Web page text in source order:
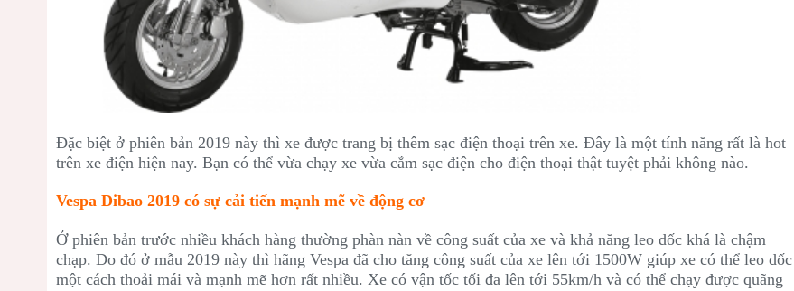
Đặc biệt ở phiên bản 2019 này thì xe được trang bị thêm sạc điện thoại trên xe. Đây là một tính năng rất là hot
trên xe điện hiện nay. Bạn có thể vừa chạy xe vừa cắm sạc điện cho điện thoại thật tuyệt phải không nào.
Vespa Dibao 2019 có sự cải tiến mạnh mẽ về động cơ
Ở phiên bản trước nhiều khách hàng thường phàn nàn về công suất của xe và khả năng leo dốc khá là chậm
chạp. Do đó ở mẫu 2019 này thì hãng Vespa đã cho tăng công suất của xe lên tới 1500W giúp xe có thể leo dốc
một cách thoải mái và mạnh mẽ hơn rất nhiều. Xe có vận tốc tối đa lên tới 55km/h và có thể chạy được quãng